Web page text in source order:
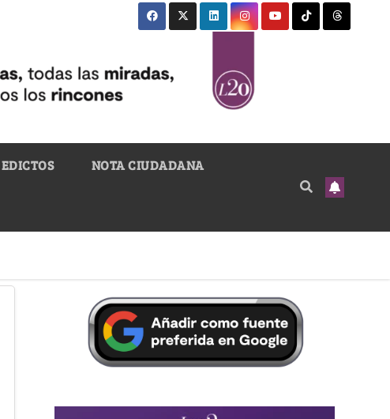
EDICTOS NOTA CIUDADANA